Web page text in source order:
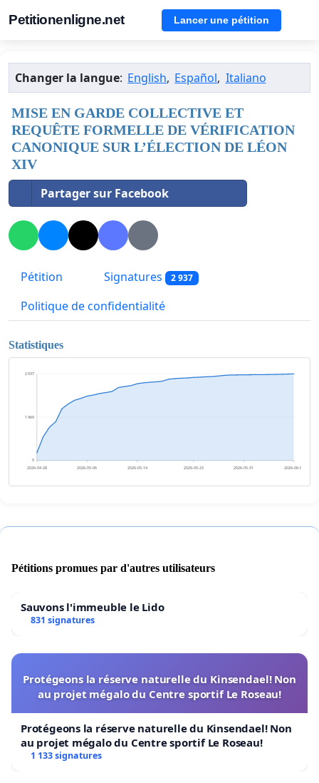
Petitionenligne.net Lancer une pétition
Changer la langue: English, Español, Italiano
MISE EN GARDE COLLECTIVE ET
REQUÊTE FORMELLE DE VÉRIFICATION
CANONIQUE SUR L’ÉLECTION DE LÉON
XIV
Partager sur Facebook
Pétition Signatures 2 937
Politique de confidentialité
Statistiques
0
1 469
2 937
2026-04-28 2026-05-06 2026-05-14 2026-05-23 2026-05-31 2026-06-08
Pétitions promues par d'autres utilisateurs
Sauvons l'immeuble le Lido
831 signatures
Protégeons la réserve naturelle du Kinsendael! Non
au projet mégalo du Centre sportif Le Roseau!
Protégeons la réserve naturelle du Kinsendael! Non
au projet mégalo du Centre sportif Le Roseau!
1 133 signatures